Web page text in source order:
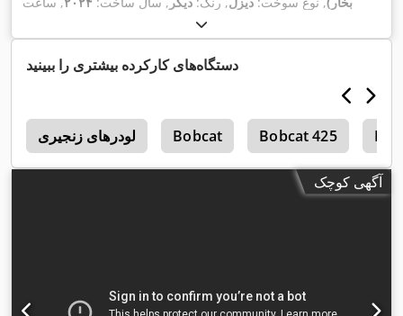
, تجهیزات:
دستگاه‌های کارکرده بیشتری را ببینید
لودرهای زنجیری Bobcat Bobcat 425
آگهی کوچک